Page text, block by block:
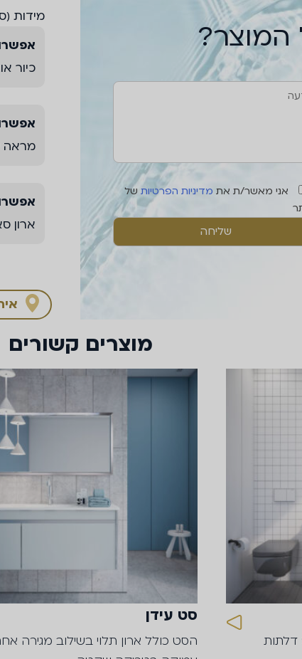
המוצר?
אני מאשר/ת את מדיניות הפרטיות של
מידות
כיור
מראה
ארון
מוצרים קשורים
הסט כולל ארון עומד בשילוב 2 דלתות
סט עידן
הסט כולל ארון תלוי בשילוב מגירה